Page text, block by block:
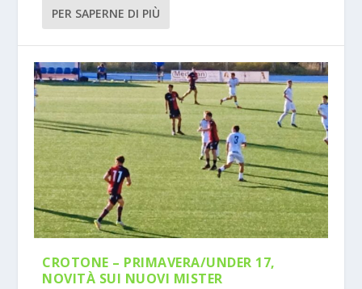
PER SAPERNE DI PIÙ
CROTONE – PRIMAVERA/UNDER 17,
NOVITÀ SUI NUOVI MISTER